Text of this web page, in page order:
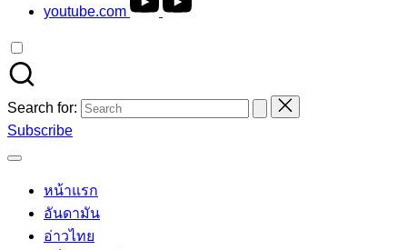
youtube.com
Search for:
Subscribe
หน้าแรก
อันดามัน
อ่าวไทย